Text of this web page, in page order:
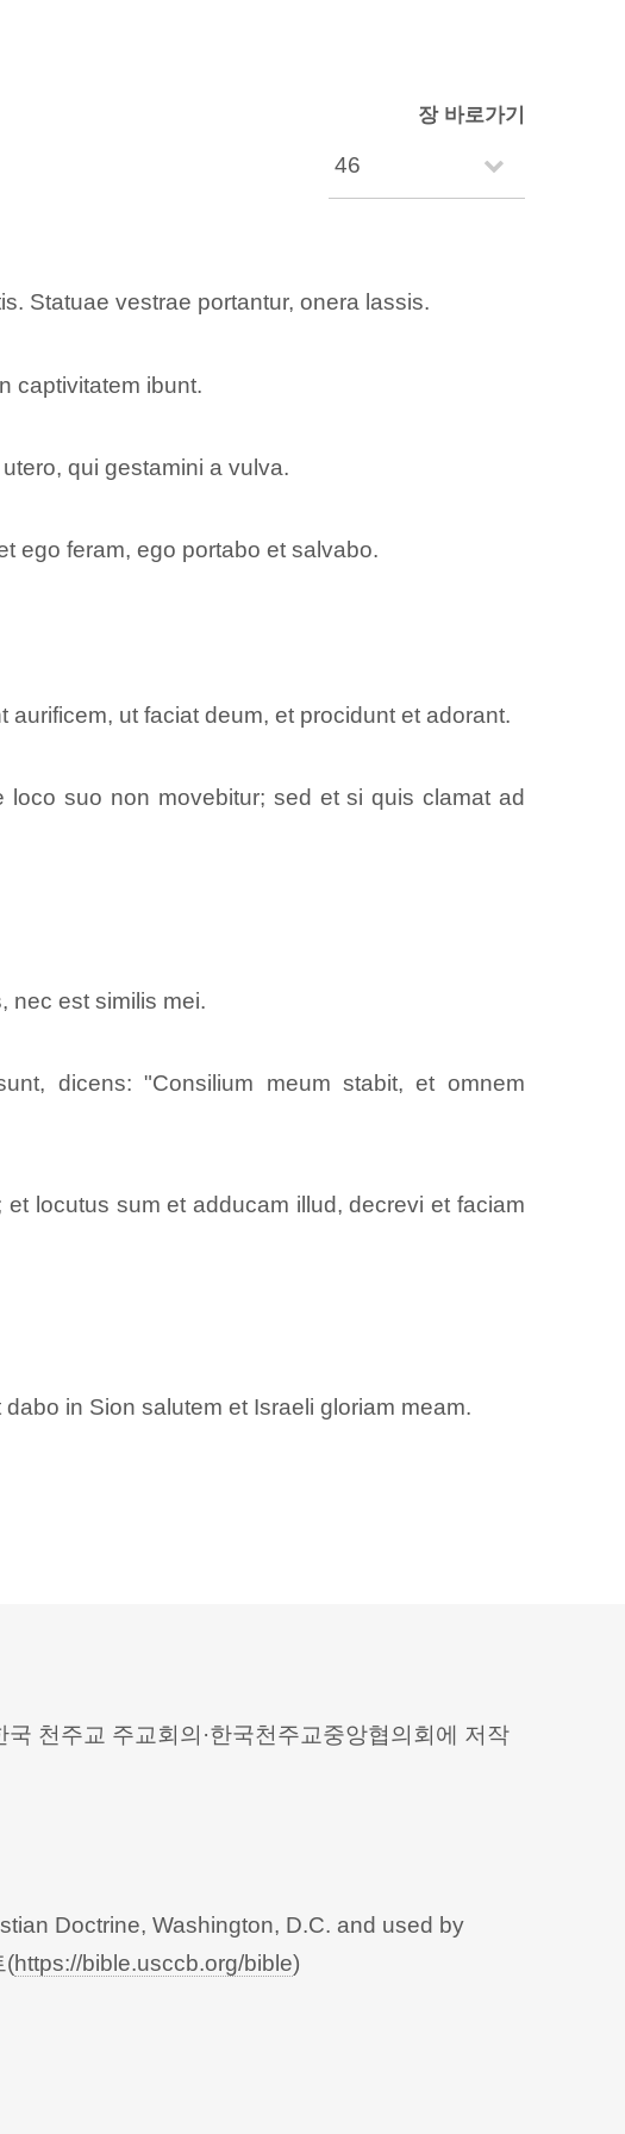
장 바로가기
Statuae vestrae portantur, onera lassis.
captivitatem ibunt.
qui gestamini a vulva.
ego feram, ego portabo et salvabo.
ut faciat deum, et procidunt et adorant.
suo non movebitur; sed et si quis clamat ad
nec est similis mei.
dicens: "Consilium meum stabit, et omnem
locutus sum et adducam illud, decrevi et faciam
in Sion salutem et Israeli gloriam meam.
천주교 주교회의·한국천주교중앙협의회에 저작
Doctrine, Washington, D.C. and used by
(https://bible.usccb.org/bible)